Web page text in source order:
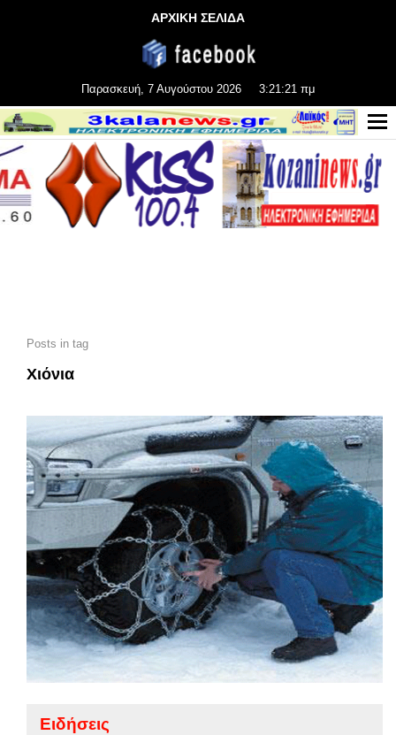
ΑΡΧΙΚΗ ΣΕΛΙΔΑ
Παρασκευή, 7 Αυγούστου 2026 3:21:23 πμ
Posts in tag
Χιόνια
Ειδήσεις